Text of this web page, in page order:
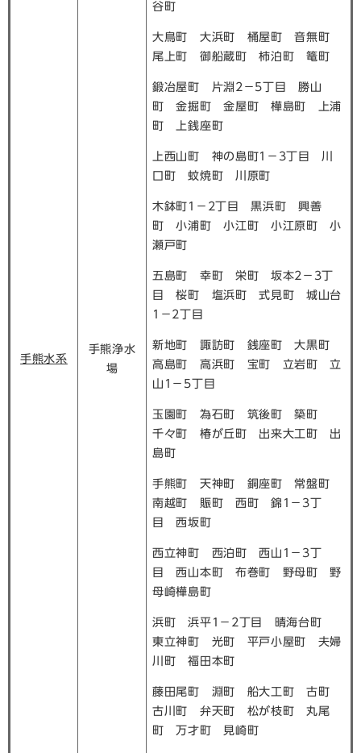
手熊水系
手熊浄水
場
谷町
大鳥町 大浜町 桶屋町 音無町
尾上町 御船蔵町 柿泊町 篭町
鍛冶屋町 片淵2－5丁目 勝山
町 金掘町 金屋町 樺島町 上浦
町 上銭座町
上西山町 神の島町1－3丁目 川
口町 蚊焼町 川原町
木鉢町1－2丁目 黒浜町 興善
町 小浦町 小江町 小江原町 小
瀬戸町
五島町 幸町 栄町 坂本2－3丁
目 桜町 塩浜町 式見町 城山台
1－2丁目
新地町 諏訪町 銭座町 大黒町
高島町 高浜町 宝町 立岩町 立
山1－5丁目
玉園町 為石町 筑後町 築町
千々町 椿が丘町 出来大工町 出
島町
手熊町 天神町 銅座町 常盤町
南越町 賑町 西町 錦1－3丁
目 西坂町
西立神町 西泊町 西山1－3丁
目 西山本町 布巻町 野母町 野
母崎樺島町
浜町 浜平1－2丁目 晴海台町
東立神町 光町 平戸小屋町 夫婦
川町 福田本町
藤田尾町 淵町 船大工町 古町
古川町 弁天町 松が枝町 丸尾
町 万才町 見崎町